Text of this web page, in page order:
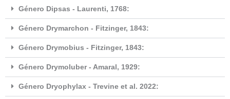
Género Dipsas - Laurenti, 1768:
Género Drymarchon - Fitzinger, 1843:
Género Drymobius - Fitzinger, 1843:
Género Drymoluber - Amaral, 1929:
Género Dryophylax - Trevine et al. 2022: